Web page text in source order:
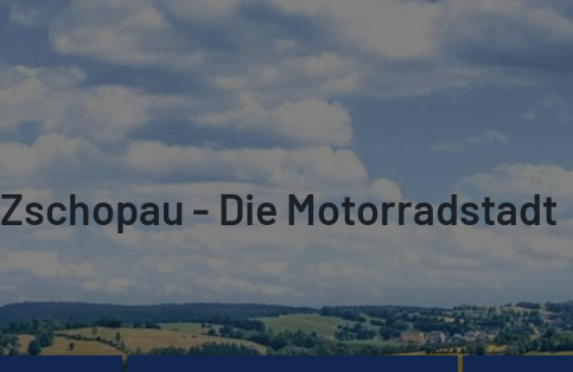
Zschopau - Die Motorradstadt